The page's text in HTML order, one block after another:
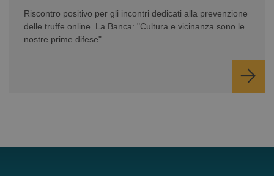
Riscontro positivo per gli incontri dedicati alla prevenzione
delle truffe online. La Banca: "Cultura e vicinanza sono le
nostre prime difese".